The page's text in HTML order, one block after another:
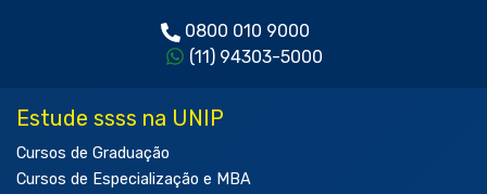
0800 010 9000
(11) 94303-5000
Estude ssss na UNIP
Cursos de Graduação
Cursos de Especialização e MBA